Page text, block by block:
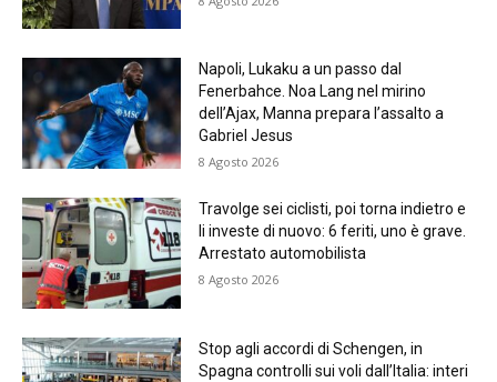
Napoli, Lukaku a un passo dal
Fenerbahce. Noa Lang nel mirino
dell’Ajax, Manna prepara l’assalto a
Gabriel Jesus
8 Agosto 2026
Travolge sei ciclisti, poi torna indietro e
li investe di nuovo: 6 feriti, uno è grave.
Arrestato automobilista
8 Agosto 2026
Stop agli accordi di Schengen, in
Spagna controlli sui voli dall’Italia: interi